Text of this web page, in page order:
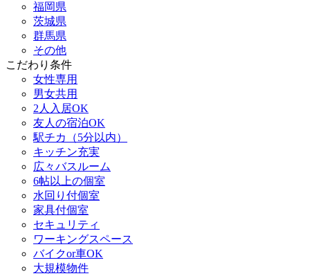
福岡県
茨城県
群馬県
その他
こだわり条件
女性専用
男女共用
2人入居OK
友人の宿泊OK
駅チカ（5分以内）
キッチン充実
広々バスルーム
6帖以上の個室
水回り付個室
家具付個室
セキュリティ
ワーキングスペース
バイクor車OK
大規模物件